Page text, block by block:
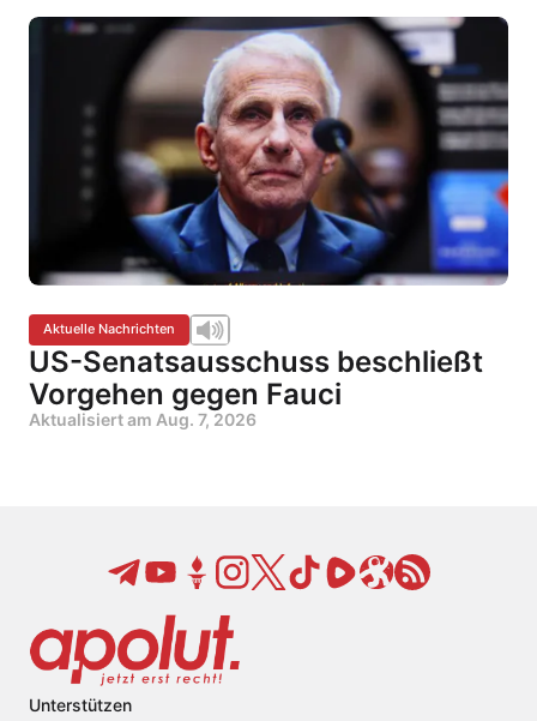
Aktuelle Nachrichten
US-Senatsausschuss beschließt
Vorgehen gegen Fauci
Aktualisiert am Aug. 7, 2026
Unterstützen